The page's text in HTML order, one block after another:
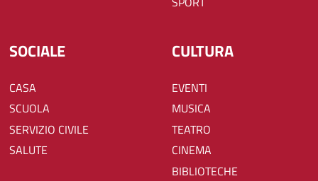
SOCIALE
CASA
SCUOLA
SERVIZIO CIVILE
SALUTE
CULTURA
EVENTI
MUSICA
TEATRO
CINEMA
BIBLIOTECHE